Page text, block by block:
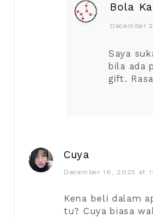
Bola
December
Saya
bila ada
gift.
Cuya
December 16, 2025 at
Kena beli dalam
tu? Cuya biasa